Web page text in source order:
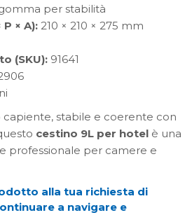
per stabilità
× A): 210 × 210 × 275 mm
(SKU): 91641
capiente, stabile e coerente con
cestino 9L per hotel è una
professionale per camere e
alla tua richiesta di
a navigare e